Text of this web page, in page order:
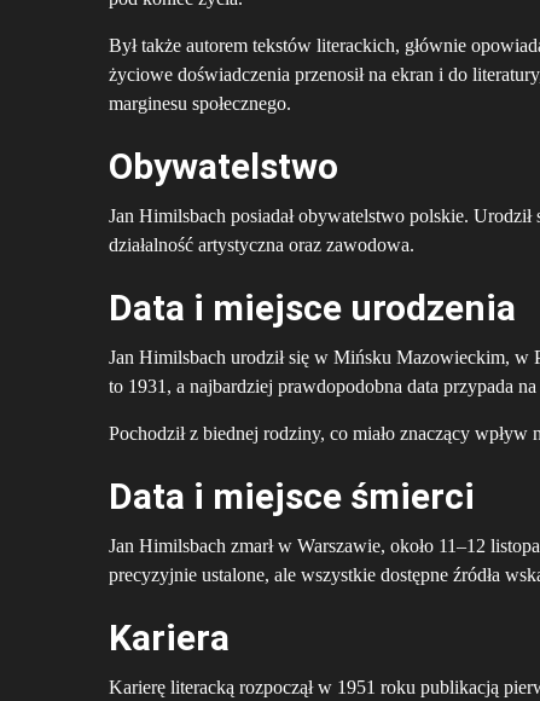
Był także autorem tekstów literackich, głównie
życiowe doświadczenia przenosił na ekran i do
marginesu społecznego.
Obywatelstwo
Jan Himilsbach posiadał obywatelstwo polskie.
działalność artystyczna oraz zawodowa.
Data i miejsce urodzenia
Jan Himilsbach urodził się w Mińsku Mazowieckim, w
to 1931, a najbardziej prawdopodobna data przypada
Pochodził z biednej rodziny, co miało znaczący
Data i miejsce śmierci
Jan Himilsbach zmarł w Warszawie, około 11–12
precyzyjnie ustalone, ale wszystkie dostępne źródła
Kariera
Karierę literacką rozpoczął w 1951 roku publikacją